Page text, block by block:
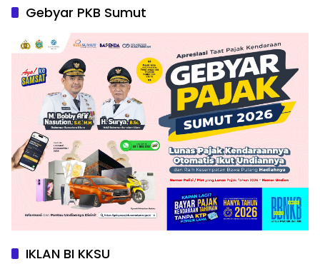
Gebyar PKB Sumut
IKLAN BI KKSU